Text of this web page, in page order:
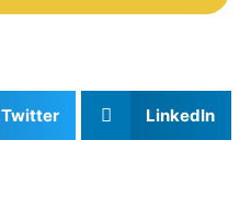
Twitter LinkedIn